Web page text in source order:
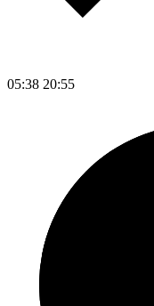
05:38 20:55